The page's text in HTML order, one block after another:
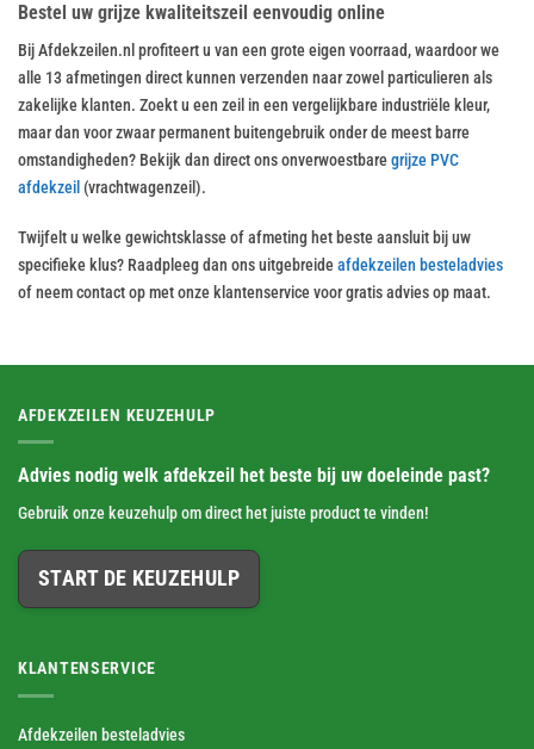
Bestel uw grijze kwaliteitszeil eenvoudig online
Bij Afdekzeilen.nl profiteert u van een grote eigen voorraad, waardoor we
alle 13 afmetingen direct kunnen verzenden naar zowel particulieren als
zakelijke klanten. Zoekt u een zeil in een vergelijkbare industriële kleur,
maar dan voor zwaar permanent buitengebruik onder de meest barre
omstandigheden? Bekijk dan direct ons onverwoestbaregrijze PVC
afdekzeil (vrachtwagenzeil).
Twijfelt u welke gewichtsklasse of afmeting het beste aansluit bij uw
specifieke klus? Raadpleeg dan ons uitgebreideafdekzeilen besteladvies
of neem contact op met onze klantenservice voor gratis advies op maat.
AFDEKZEILEN KEUZEHULP
Advies nodig welk afdekzeil het beste bij uw doeleinde past?
Gebruik onze keuzehulp om direct het juiste product te vinden!
START DE KEUZEHULP
KLANTENSERVICE
Afdekzeilen besteladvies